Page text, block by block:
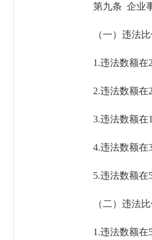
第九条 企业事
（一）违法比
1.违法数额在2
2.违法数额在2
3.违法数额在1
4.违法数额在3
5.违法数额在5
（二）违法比例
1.违法数额在5